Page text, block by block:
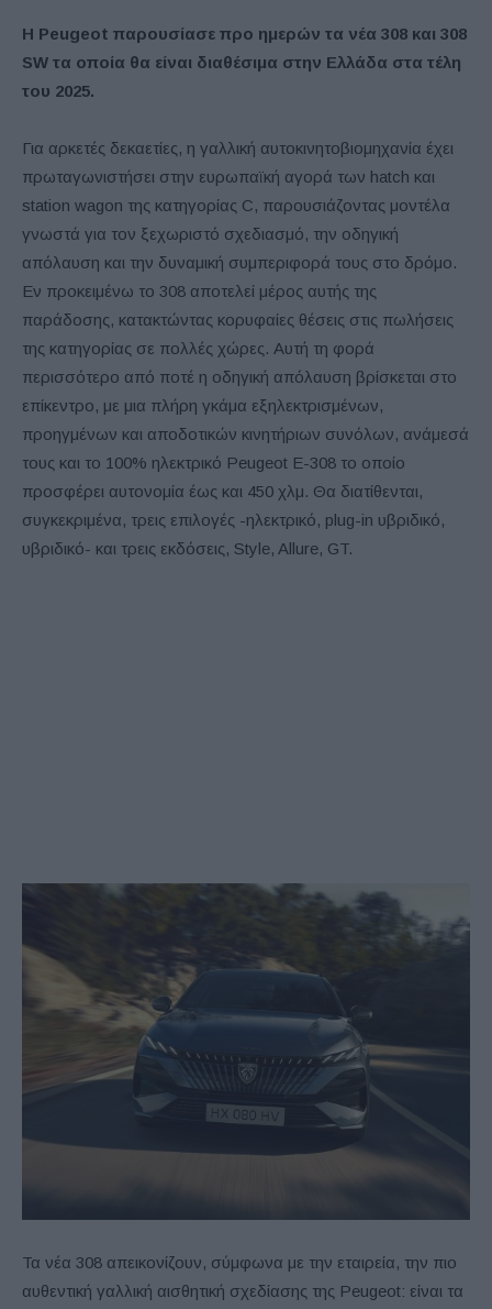
Η Peugeot παρουσίασε προ ημερών τα νέα 308 και 308
SW τα οποία θα είναι διαθέσιμα στην Ελλάδα στα τέλη
του 2025.
Για αρκετές δεκαετίες, η γαλλική αυτοκινητοβιομηχανία έχει
πρωταγωνιστήσει στην ευρωπαϊκή αγορά των hatch και
station wagon της κατηγορίας C, παρουσιάζοντας μοντέλα
γνωστά για τον ξεχωριστό σχεδιασμό, την οδηγική
απόλαυση και την δυναμική συμπεριφορά τους στο δρόμο.
Εν προκειμένω το 308 αποτελεί μέρος αυτής της
παράδοσης, κατακτώντας κορυφαίες θέσεις στις πωλήσεις
της κατηγορίας σε πολλές χώρες. Αυτή τη φορά
περισσότερο από ποτέ η οδηγική απόλαυση βρίσκεται στο
επίκεντρο, με μια πλήρη γκάμα εξηλεκτρισμένων,
προηγμένων και αποδοτικών κινητήριων συνόλων, ανάμεσά
τους και το 100% ηλεκτρικό Peugeot E-308 το οποίο
προσφέρει αυτονομία έως και 450 χλμ. Θα διατίθενται,
συγκεκριμένα, τρεις επιλογές -ηλεκτρικό, plug-in υβριδικό,
υβριδικό- και τρεις εκδόσεις, Style, Allure, GT.
Τα νέα 308 απεικονίζουν, σύμφωνα με την εταιρεία, την πιο
αυθεντική γαλλική αισθητική σχεδίασης της Peugeot: είναι τα